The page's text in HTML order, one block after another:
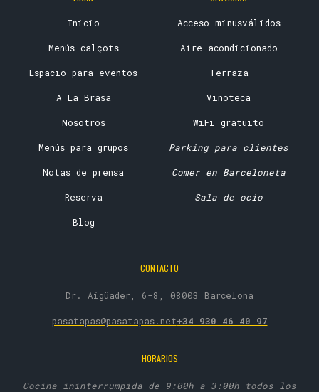
Inicio
Menús calçots
Espacio para eventos
A La Brasa
Nosotros
Menús para grupos
Notas de prensa
Reserva
Blog
Acceso minusválidos
Aire acondicionado
Terraza
Vinoteca
WiFi gratuito
Parking para clientes
Comer en Barceloneta
Sala de ocio
CONTACTO
Dr. Aigüader, 6-8, 08003 Barcelona
pasatapas@pasatapas.net+34 930 46 40 97
HORARIOS
Cocina ininterrumpida de 9:00h a 3:00h todos los